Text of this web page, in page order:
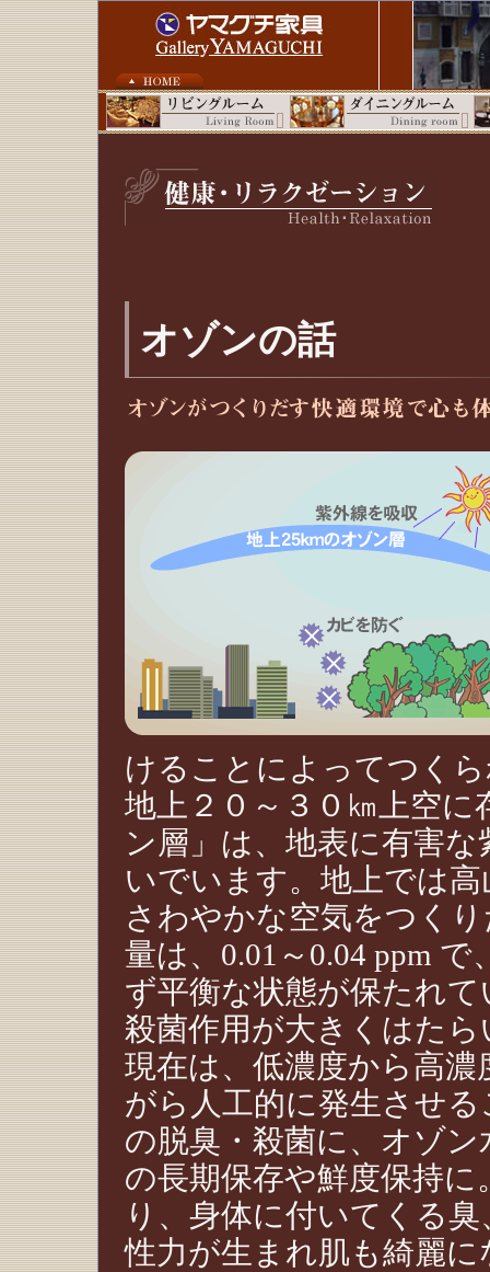
オゾンの話
けることによってつく
地上２０～３０㎞上空
ン層」は、地表に有害
いでいます。地上では
さわやかな空気をつく
量は、0.01～0.04 ppm
ず平衡な状態が保たれ
殺菌作用が大きくはた
現在は、低濃度から高
がら人工的に発生させ
の脱臭・殺菌に、オゾ
の長期保存や鮮度保持
り、身体に付いてくる
性力が生まれ肌も綺麗